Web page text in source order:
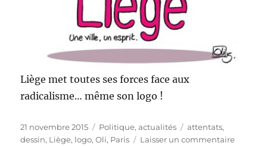
Liège met toutes ses forces face aux
radicalisme… même son logo !
Publié
le
21 novembre 2015 Catégories
Politique, actualités Étiquettes
attentats,
dessin, Liège, logo,Oli, Paris Laisser un commentairesur